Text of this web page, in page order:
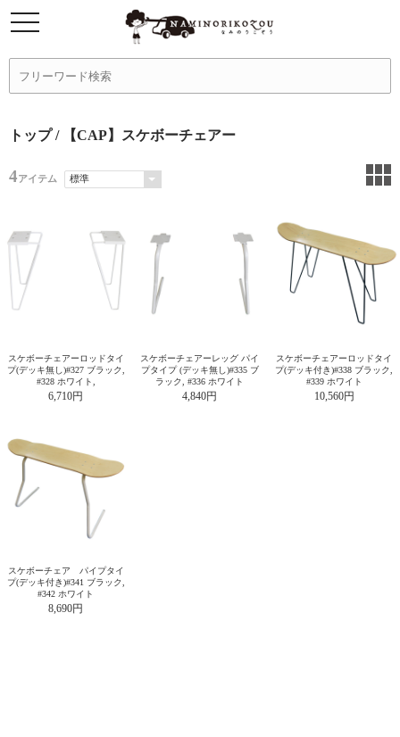
トップ/ 【CAP】スケボーチェアー
4アイテム
スケボーチェアーロッドタイ
プ(デッキ無し)#327 ブラック,
#328 ホワイト,
6,710円
スケボーチェアーレッグ パイ
プタイプ (デッキ無し)#335 ブ
ラック, #336 ホワイト
4,840円
スケボーチェアーロッドタイ
プ(デッキ付き)#338 ブラック,
#339 ホワイト
10,560円
スケボーチェア パイプタイ
プ(デッキ付き)#341 ブラック,
#342 ホワイト
8,690円